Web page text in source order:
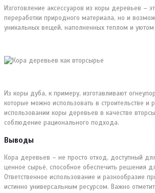
Изготовление аксессуаров из коры деревьев –
переработки природного материала, но и
уникальных вещей, наполненных теплом и
Из коры дуба, к примеру, изготавливают
которые можно использовать в строительстве и
использовании коры деревьев в качестве
соблюдение рационального подхода.
Выводы
Кора деревьев – не просто отход, доступный
ценное сырьё, способное обеспечить решения
Ответственное использование и разнообразие
истинно универсальным ресурсом. Важно